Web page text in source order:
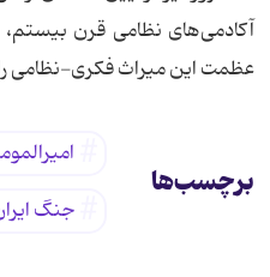
آکادمی‌های نظامی قرن بیستم،
عظمت این میراث فکری-نظامی
برچسب‌ها
جنگ